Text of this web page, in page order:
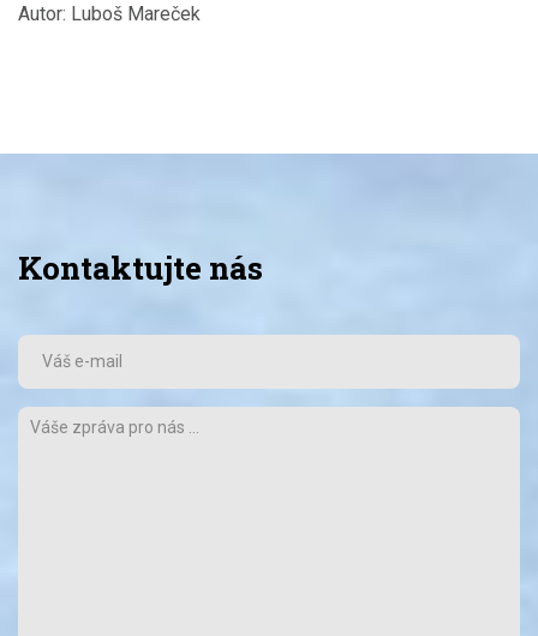
Autor: Luboš Mareček
Kontaktujte nás